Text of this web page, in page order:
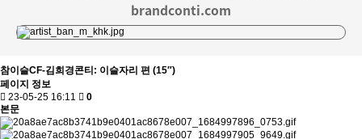
brandconti.com
참이슬CF-김희경콘티: 이슬자리 편 (15″)
페이지 정보
23-05-25 16:11
0
본문